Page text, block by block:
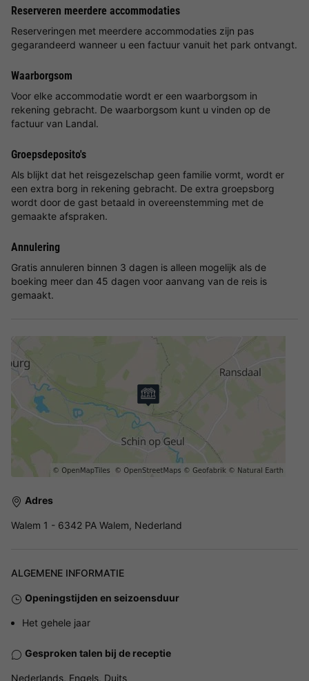
Reserveren meerdere accommodaties
Reserveringen met meerdere accommodaties zijn pas
gegarandeerd wanneer u een factuur vanuit het park ontvangt.
Waarborgsom
Voor elke accommodatie wordt er een waarborgsom in
rekening gebracht. De waarborgsom kunt u vinden op de
factuur van Landal.
Groepsdeposito's
Als blijkt dat het reisgezelschap geen familie vormt, wordt er
een extra borg in rekening gebracht. De extra groepsborg
wordt door de gast betaald in overeenstemming met de
gemaakte afspraken.
Annulering
Gratis annuleren binnen 3 dagen is alleen mogelijk als de
boeking meer dan 45 dagen voor aanvang van de reis is
gemaakt.
Adres
Walem 1 - 6342 PA Walem, Nederland
ALGEMENE INFORMATIE
Openingstijden en seizoensduur
Het gehele jaar
Gesproken talen bij de receptie
Nederlands, Engels, Duits